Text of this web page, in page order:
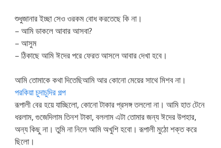
শুধুজানার ইচ্ছা সেও ওরকম বোধ করতেছে কি না।
– আমি ডাকলে আবার আসবা?
– আসুম
– ঠিকাছে আমি ঈদের পরে ফেরত আসলে আবার দেখা হবে।
আমি তোমাকে কথা দিতেছিআমি আর কোনো মেয়ের সাথে মিশব না।
পরকিয়া চুদাচুদির গল্প
রূপালী বের হয়ে যাচ্ছিলো, কোনো টাকার প্রসঙ্গ তললো না। আমি হাত টেনে
ধরলাম, গুজেদিলাম তিনশ টাকা, বললাম এটা তোমার জন্য ঈদের উপহার,
অন্য কিছু না। তুমি না নিলে আমি অখুশি হবো। রূপালী মুঠো শক্ত করে
ছিলো।